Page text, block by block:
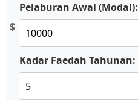
Pelaburan Awal (Modal):
$
Kadar Faedah Tahunan: